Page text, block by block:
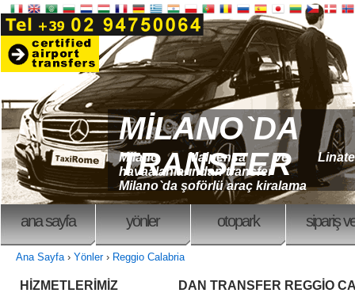
MİLANO`DA
TRANSFER
Milano Malpensa ve Linate
havaalanlarından transfer
Milano`da şoförlü araç kiralama
ana sayfa yönler otopark sipariş
Ana Sayfa › Yönler › Reggio Calabria
DAN TRANSFER REGGIO
HİZMETLERİMİZ